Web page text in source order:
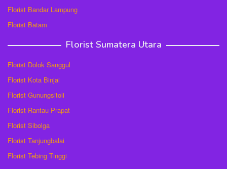
Florist Bandar Lampung
Florist Batam
Florist Sumatera Utara
Florist Dolok Sanggul
Florist Kota Binjai
Florist Gunungsitoli
Florist Rantau Prapat
Florist Sibolga
Florist Tanjungbalai
Florist Tebing Tinggi